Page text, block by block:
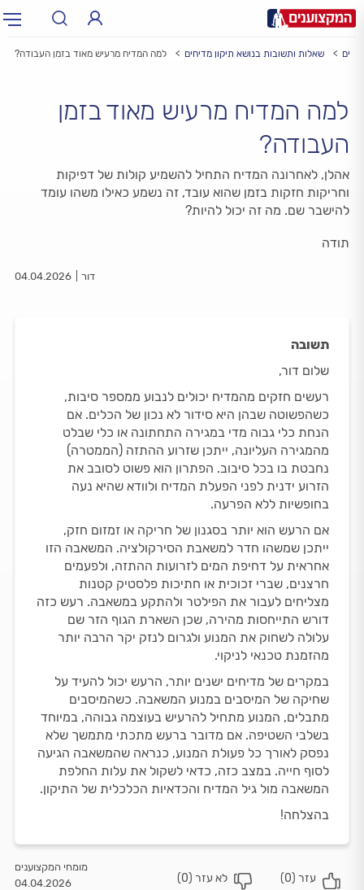
עיר: תל אביב, חיפה…
שאלות ותשובות בנושא תיקון מדיחים למה המדיח מרעיש מאוד בזמן העבודה?
למה המדיח מרעיש מאוד בזמן
העבודה?
אהלן, לאחרונה המדיח התחיל להשמיע קולות של דפיקות
וחריקות חזקות בזמן שהוא עובד, זה נשמע כאילו משהו עומד
להישבר שם. מה זה יכול להיות?
תודה
דור 04.04.2026
תשובה
שלום דור,
רעשים חזקים מהמדיח יכולים לנבוע ממספר סיבות,
כשהפשוטה שבהן היא סידור לא נכון של הכלים. אם
הנחת כלי גבוה מדי במגירה התחתונה או כלי שבלט
מהמגירה העליונה, ייתכן שזרוע ההתזה (הממטרה)
נחבטת בו בכל סיבוב. הפתרון הוא פשוט לסובב את
הזרוע ידנית לפני הפעלת המדיח ולוודא שהיא נעה
בחופשיות ללא הפרעה.
אם הרעש הוא יותר בסגנון של חריקה או זמזום חזק,
ייתכן שמשהו חדר למשאבת הסירקולציה. המשאבה הזו
אחראית על דחיפת המים לזרועות ההתזה, ולפעמים
חרצנים, שברי זכוכית או חתיכות פלסטיק קטנות
מצליחים לעבור את הפילטר ולהתקע במשאבה. רעש כזה
דורש התייחסות מהירה, שכן השארת הגוף הזר שם
עלולה לשחוק את המנוע ולגרום לנזק יקר הרבה יותר
מהזמנת טכנאי לניקוי.
במקרים של מדיחים ישנים יותר, הרעש יכול להעיד על
שחיקה של המיסבים במנוע המשאבה. כשהמיסבים
מתבלים, המנוע מתחיל להרעיש בעוצמה גבוהה, במיוחד
בשלבי השטיפה. אם מדובר ברעש מתכתי מתמשך שלא
נפסק לאורך כל פעולת המנוע, כנראה שהמשאבה הגיעה
לסוף חייה. במצב כזה, כדאי לשקול את עלות החלפת
המשאבה מול גיל המדיח והכדאיות הכלכלית של התיקון.
בהצלחה!
0
)
0
)
מומחי המקצוענים
04.04.2026